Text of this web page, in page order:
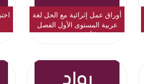
أوراق عمل إثرائية مع الحل لغة
عربية المستوى الأول الفصل